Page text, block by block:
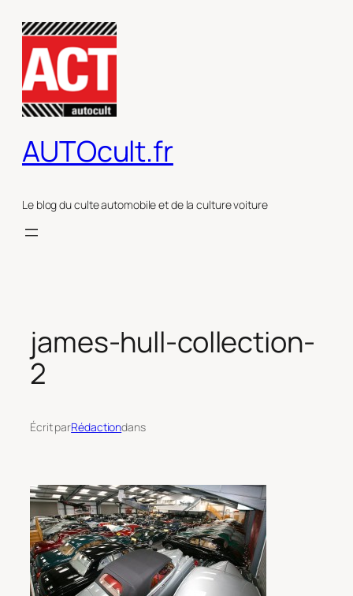
contenu
AUTOcult.fr
Le blog du culte automobile et de la culture voiture
james-hull-collection-
2
Écrit parRédactiondans